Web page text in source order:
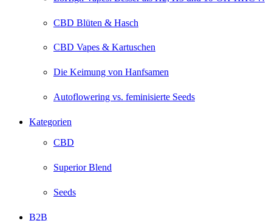
CBD Blüten & Hasch
CBD Vapes & Kartuschen
Die Keimung von Hanfsamen
Autoflowering vs. feminisierte Seeds
Kategorien
CBD
Superior Blend
Seeds
B2B